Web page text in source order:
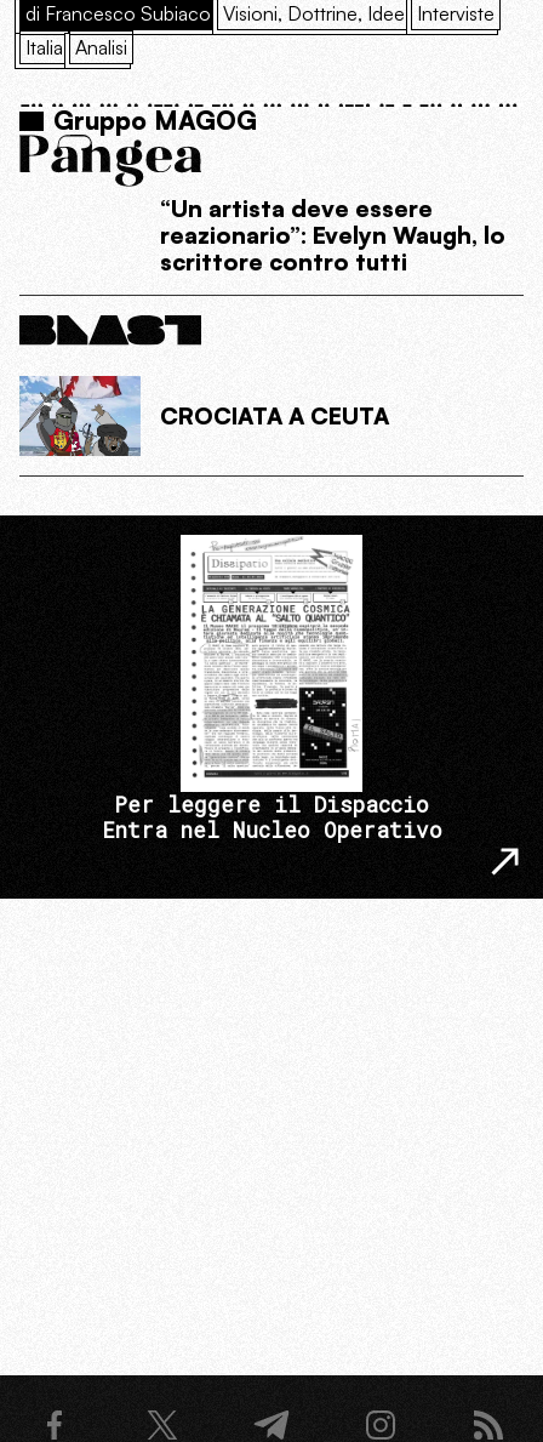
di Francesco Subiaco Visioni, Dottrine, Idee Interviste
Italia Analisi
Gruppo MAGOG
“Un artista deve essere
reazionario”: Evelyn Waugh, lo
scrittore contro tutti
CROCIATA A CEUTA
Per leggere il Dispaccio
Entra nel Nucleo Operativo